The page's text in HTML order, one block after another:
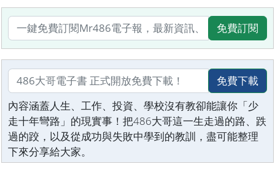
免費訂閱
免費下載
內容涵蓋人生、工作、投資、學校沒有教卻能讓你「少
走十年彎路」的現實事！把486大哥這一生走過的路、跌
過的跤，以及從成功與失敗中學到的教訓，盡可能整理
下來分享給大家。